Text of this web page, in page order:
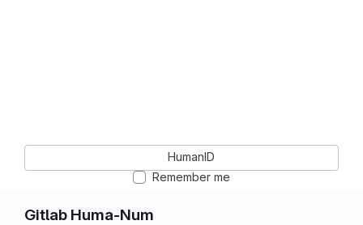
Gitlab Huma-Num
HumanID
Remember me